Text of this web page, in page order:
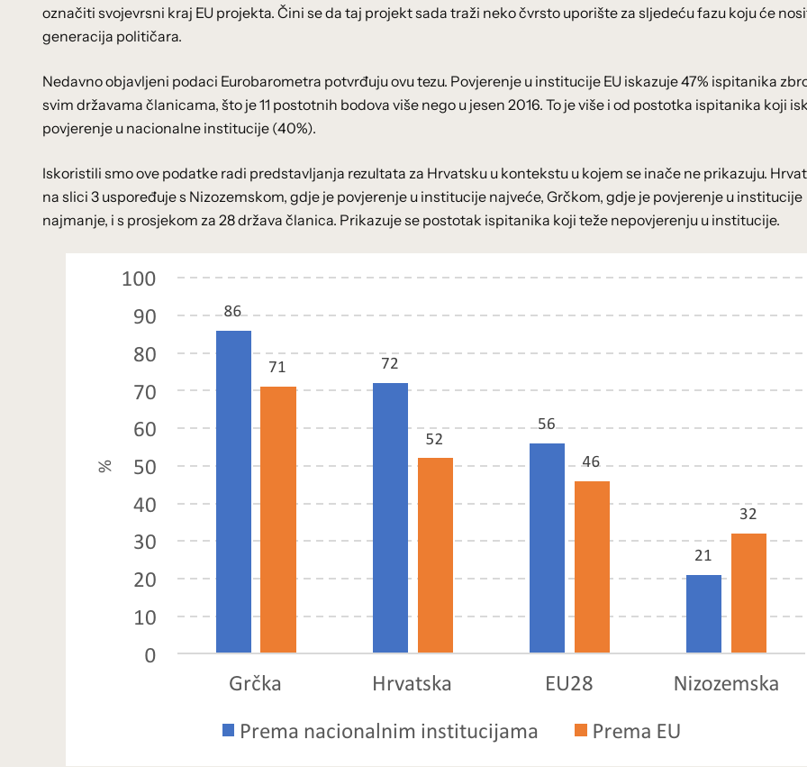
označiti svojevrsni kraj EU projekta. Čini se da taj projekt sada traži neko čvrsto uporište za sljedeću fazu koju će
generacija političara.
Nedavno objavljeni podaci Eurobarometra potvrđuju ovu tezu. Povjerenje u institucije EU iskazuje 47% ispitanika
svim državama članicama, što je 11 postotnih bodova više nego u jesen 2016. To je više i od postotka ispitanika koji
povjerenje u nacionalne institucije (40%).
Iskoristili smo ove podatke radi predstavljanja rezultata za Hrvatsku u kontekstu u kojem se inače ne prikazuju.
na slici 3 uspoređuje s Nizozemskom, gdje je povjerenje u institucije najveće, Grčkom, gdje je povjerenje u institucije
najmanje, i s prosjekom za 28 država članica. Prikazuje se postotak ispitanika koji teže nepovjerenju u institucije.